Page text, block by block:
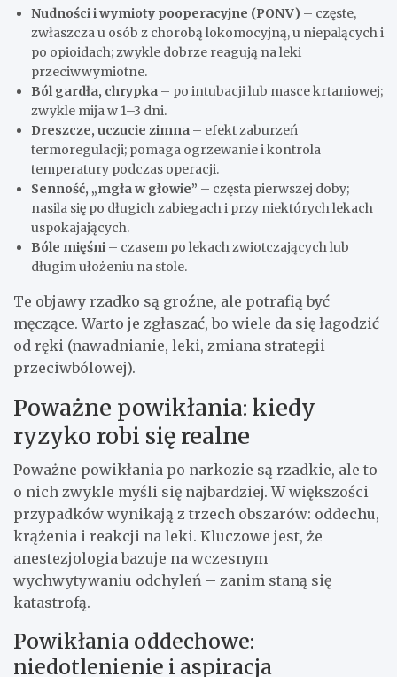
Nudności i wymioty pooperacyjne (PONV) – częste,
zwłaszcza u osób z chorobą lokomocyjną, u niepalących i
po opioidach; zwykle dobrze reagują na leki
przeciwwymiotne.
Ból gardła, chrypka – po intubacji lub masce krtaniowej;
zwykle mija w 1–3 dni.
Dreszcze, uczucie zimna – efekt zaburzeń
termoregulacji; pomaga ogrzewanie i kontrola
temperatury podczas operacji.
Senność, „mgła w głowie” – częsta pierwszej doby;
nasila się po długich zabiegach i przy niektórych lekach
uspokajających.
Bóle mięśni – czasem po lekach zwiotczających lub
długim ułożeniu na stole.
Te objawy rzadko są groźne, ale potrafią być
męczące. Warto je zgłaszać, bo wiele da się łagodzić
od ręki (nawadnianie, leki, zmiana strategii
przeciwbólowej).
Poważne powikłania: kiedy
ryzyko robi się realne
Poważne powikłania po narkozie są rzadkie, ale to
o nich zwykle myśli się najbardziej. W większości
przypadków wynikają z trzech obszarów: oddechu,
krążenia i reakcji na leki. Kluczowe jest, że
anestezjologia bazuje na wczesnym
wychwytywaniu odchyleń – zanim staną się
katastrofą.
Powikłania oddechowe:
niedotlenienie i aspiracja